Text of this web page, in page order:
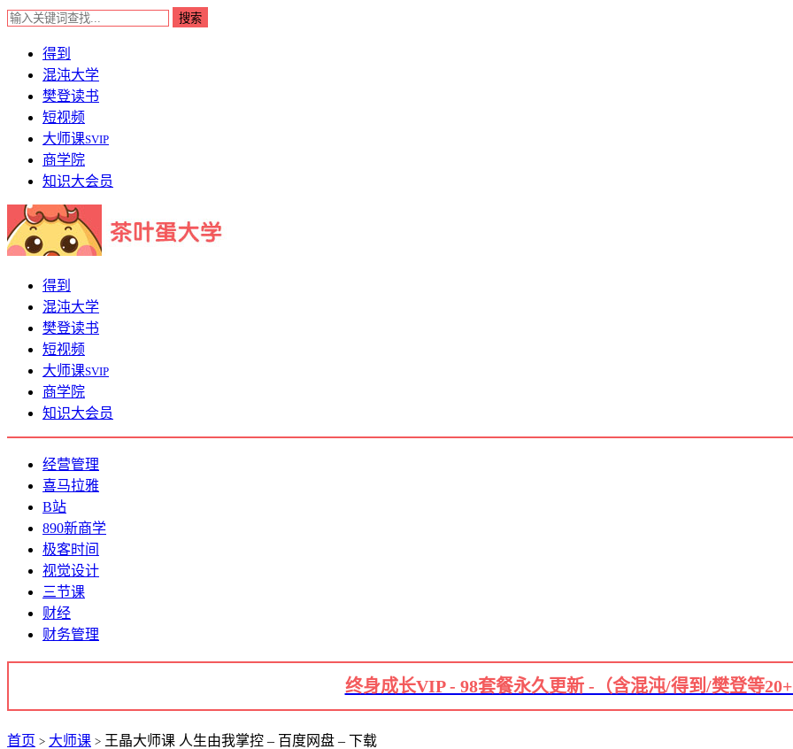
得到
混沌大学
樊登读书
短视频
大师课SVIP
商学院
知识大会员
得到
混沌大学
樊登读书
短视频
大师课SVIP
商学院
知识大会员
经营管理
喜马拉雅
B站
890新商学
极客时间
视觉设计
三节课
财经
财务管理
终身成长VIP - 98套餐永久更新 -（含混沌/得到/樊登等
首页 > 大师课 > 王晶大师课 人生由我掌控 – 百度网盘 – 下载